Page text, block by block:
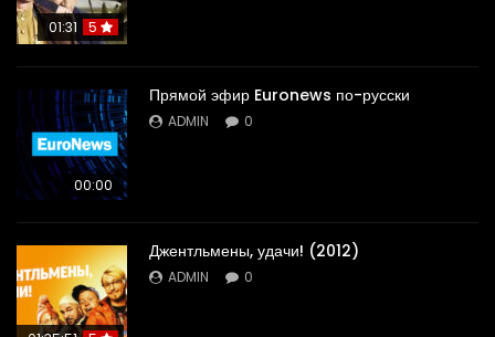
01:31 5
00:00
Прямой эфир Euronews по-русски
ADMIN 0
Джентльмены, удачи! (2012)
ADMIN 0